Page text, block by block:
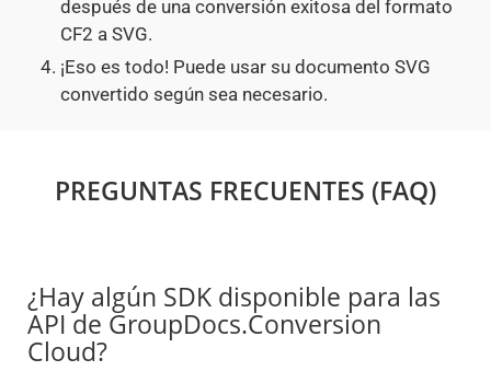
después de una conversión exitosa del formato
CF2 a SVG.
¡Eso es todo! Puede usar su documento SVG
convertido según sea necesario.
PREGUNTAS FRECUENTES (FAQ)
¿Hay algún SDK disponible para las
API de GroupDocs.Conversion
Cloud?